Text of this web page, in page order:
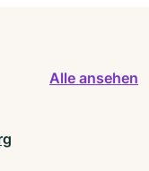
Alle ansehen